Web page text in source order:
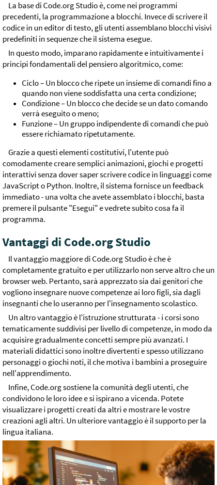
La base di Code.org Studio è, come nei programmi
precedenti, la programmazione a blocchi. Invece di scrivere il
codice in un editor di testo, gli utenti assemblano blocchi visivi
predefiniti in sequenze che il sistema esegue.
In questo modo, imparano rapidamente e intuitivamente i
principi fondamentali del pensiero algoritmico, come:
Ciclo – Un blocco che ripete un insieme di comandi fino a
quando non viene soddisfatta una certa condizione;
Condizione – Un blocco che decide se un dato comando
verrà eseguito o meno;
Funzione – Un gruppo indipendente di comandi che può
essere richiamato ripetutamente.
Grazie a questi elementi costitutivi, l'utente può
comodamente creare semplici animazioni, giochi e progetti
interattivi senza dover saper scrivere codice in linguaggi come
JavaScript o Python. Inoltre, il sistema fornisce un feedback
immediato - una volta che avete assemblato i blocchi, basta
premere il pulsante "Esegui" e vedrete subito cosa fa il
programma.
Vantaggi di Code.org Studio
Il vantaggio maggiore di Code.org Studio è che è
completamente gratuito e per utilizzarlo non serve altro che un
browser web. Pertanto, sarà apprezzato sia dai genitori che
vogliono insegnare nuove competenze ai loro figli, sia dagli
insegnanti che lo useranno per l'insegnamento scolastico.
Un altro vantaggio è l'istruzione strutturata - i corsi sono
tematicamente suddivisi per livello di competenze, in modo da
acquisire gradualmente concetti sempre più avanzati. I
materiali didattici sono inoltre divertenti e spesso utilizzano
personaggi o giochi noti, il che motiva i bambini a proseguire
nell'apprendimento.
Infine, Code.org sostiene la comunità degli utenti, che
condividono le loro idee e si ispirano a vicenda. Potete
visualizzare i progetti creati da altri e mostrare le vostre
creazioni agli altri. Un ulteriore vantaggio è il supporto per la
lingua italiana.